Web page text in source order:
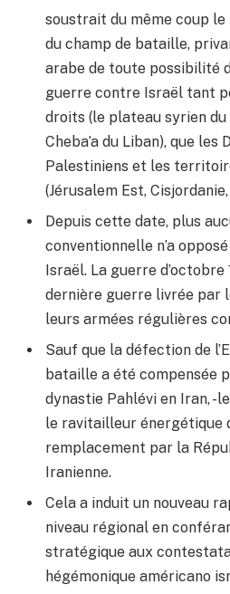
soustrait du même coup
du champ de bataille,
arabe de toute possibilité
guerre contre Israël tant
droits (le plateau syrien du
Cheba’a du Liban), que
Palestiniens et les
(Jérusalem Est, Cisjordanie,
Depuis cette date, plus
conventionnelle n’a
Israël. La guerre
dernière guerre livrée par
leurs armées régulières
Sauf que la défection de
bataille a été compensée
dynastie Pahlévi en Iran, -
le ravitailleur énergétique
remplacement par la
Iranienne.
Cela a induit un nouveau
niveau régional en
stratégique aux
hégémonique américano